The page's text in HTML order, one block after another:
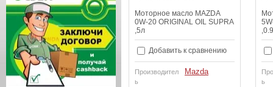
Моторное масло MAZDA
0W-20 ORIGINAL OIL SUPRA
,5л
Добавить к сравнению
Производител
ь
Mazda
ь